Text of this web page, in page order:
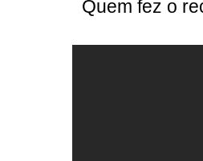
Quem fez o